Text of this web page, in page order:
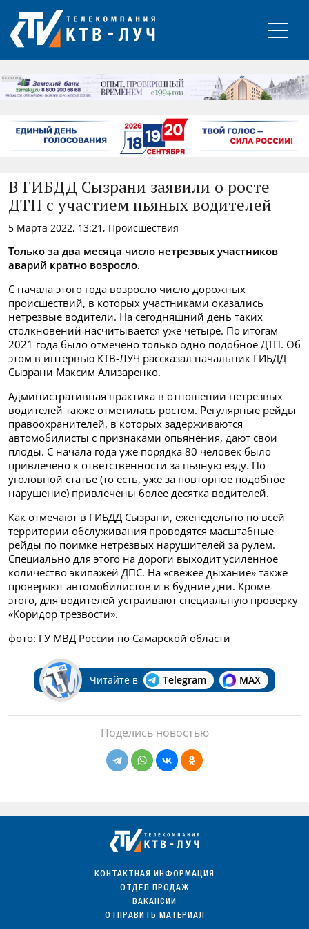
РЕКЛАМА
В ГИБДД Сызрани заявили о росте
ДТП с участием пьяных водителей
5 Марта 2022, 13:21, Происшествия
Только за два месяца число нетрезвых участников
аварий кратно возросло.
С начала этого года возросло число дорожных
происшествий, в которых участниками оказались
нетрезвые водители. На сегодняшний день таких
столкновений насчитывается уже четыре. По итогам
2021 года было отмечено только одно подобное ДТП. Об
этом в интервью КТВ-ЛУЧ рассказал начальник ГИБДД
Сызрани Максим Ализаренко.
Административная практика в отношении нетрезвых
водителей также отметилась ростом. Регулярные рейды
правоохранителей, в которых задерживаются
автомобилисты с признаками опьянения, дают свои
плоды. С начала года уже порядка 80 человек было
привлечено к ответственности за пьяную езду. По
уголовной статье (то есть, уже за повторное подобное
нарушение) привлечены более десятка водителей.
Как отмечают в ГИБДД Сызрани, еженедельно по всей
территории обслуживания проводятся масштабные
рейды по поимке нетрезвых нарушителей за рулем.
Специально для этого на дороги выходит усиленное
количество экипажей ДПС. На «свежее дыхание» также
проверяют автомобилистов и в будние дни. Кроме
этого, для водителей устраивают специальную проверку
«Коридор трезвости».
фото: ГУ МВД России по Самарской области
Читайте в Telegram MAX
Поделись новостью
КОНТАКТНАЯ ИНФОРМАЦИЯ
ОТДЕЛ ПРОДАЖ
ВАКАНСИИ
ОТПРАВИТЬ МАТЕРИАЛ